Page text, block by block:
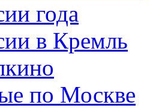
года
в Кремль
по Москве